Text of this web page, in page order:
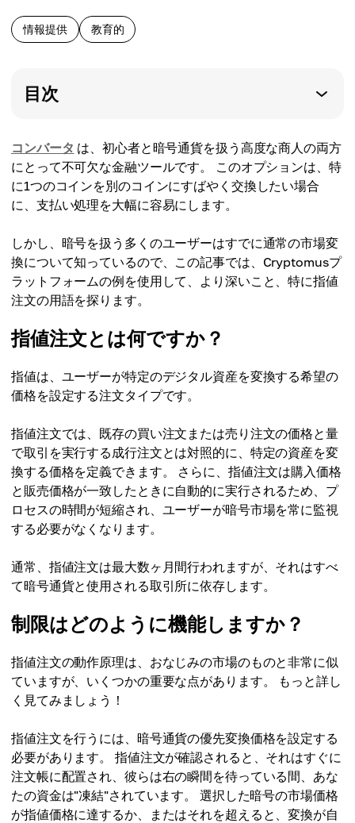
情報提供 教育的
目次
コンバータ は、初心者と暗号通貨を扱う高度な商人の両方
にとって不可欠な金融ツールです。 このオプションは、特
に1つのコインを別のコインにすばやく交換したい場合
に、支払い処理を大幅に容易にします。
しかし、暗号を扱う多くのユーザーはすでに通常の市場変
換について知っているので、この記事では、Cryptomusプ
ラットフォームの例を使用して、より深いこと、特に指値
注文の用語を探ります。
指値注文とは何ですか？
指値は、ユーザーが特定のデジタル資産を変換する希望の
価格を設定する注文タイプです。
指値注文では、既存の買い注文または売り注文の価格と量
で取引を実行する成行注文とは対照的に、特定の資産を変
換する価格を定義できます。 さらに、指値注文は購入価格
と販売価格が一致したときに自動的に実行されるため、プ
ロセスの時間が短縮され、ユーザーが暗号市場を常に監視
する必要がなくなります。
通常、指値注文は最大数ヶ月間行われますが、それはすべ
て暗号通貨と使用される取引所に依存します。
制限はどのように機能しますか？
指値注文の動作原理は、おなじみの市場のものと非常に似
ていますが、いくつかの重要な点があります。 もっと詳し
く見てみましょう！
指値注文を行うには、暗号通貨の優先変換価格を設定する
必要があります。 指値注文が確認されると、それはすぐに
注文帳に配置され、彼らは右の瞬間を待っている間、あな
たの資金は"凍結"されています。 選択した暗号の市場価格
が指値価格に達するか、またはそれを超えると、変換が自